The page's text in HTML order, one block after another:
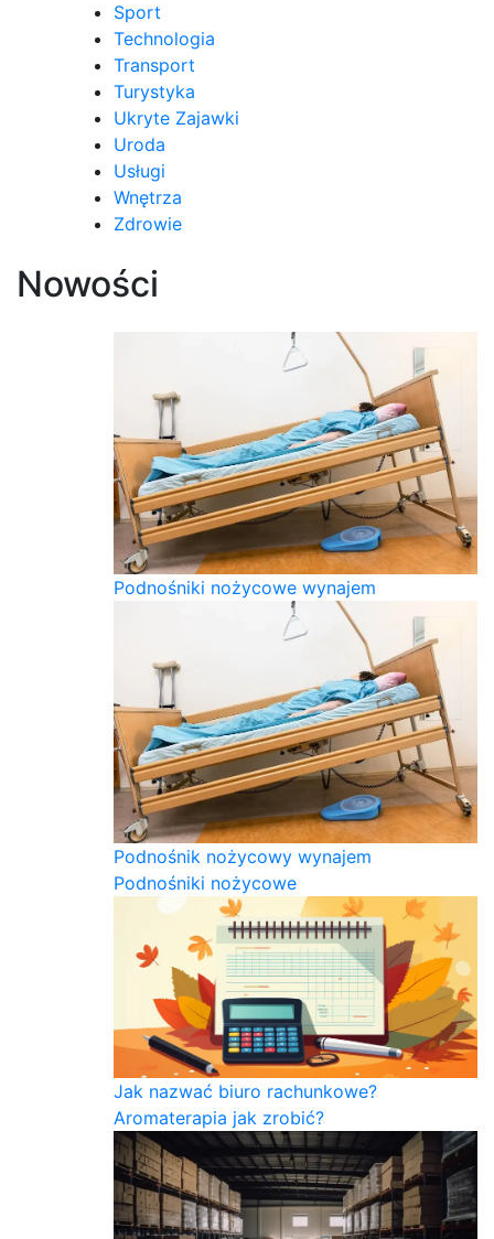
Sport
Technologia
Transport
Turystyka
Ukryte Zajawki
Uroda
Usługi
Wnętrza
Zdrowie
Nowości
Podnośniki nożycowe wynajem
Podnośnik nożycowy wynajem
Podnośniki nożycowe
Jak nazwać biuro rachunkowe?
Aromaterapia jak zrobić?